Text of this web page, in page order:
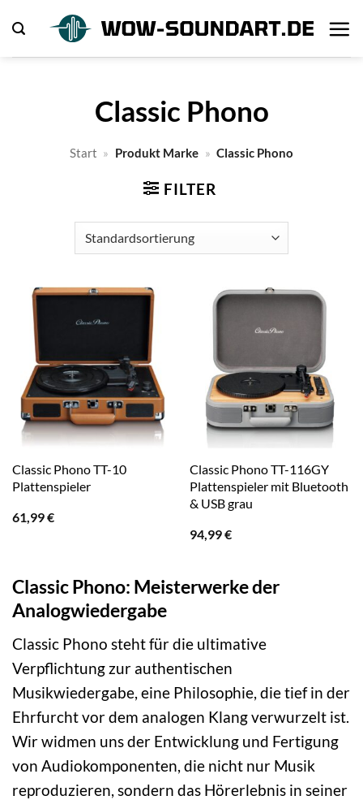
Inhalt
springen
Classic Phono
Start » Produkt Marke » Classic Phono
FILTER
Classic Phono TT-10
Plattenspieler
61,99€
Classic Phono TT-116GY
Plattenspieler mit Bluetooth
& USB grau
94,99€
Classic Phono: Meisterwerke der
Analogwiedergabe
Classic Phono steht für die ultimative
Verpflichtung zur authentischen
Musikwiedergabe, eine Philosophie, die tief in der
Ehrfurcht vor dem analogen Klang verwurzelt ist.
Wir widmen uns der Entwicklung und Fertigung
von Audiokomponenten, die nicht nur Musik
reproduzieren, sondern das Hörerlebnis in seiner